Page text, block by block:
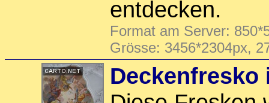
entdecken.
Format am Server:
Grösse: 3456*2304px,
Deckenfresko